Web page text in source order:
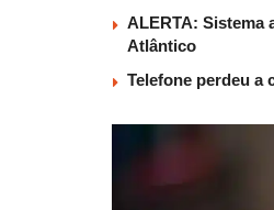
ALERTA: Sistema
Atlântico
Telefone perdeu a